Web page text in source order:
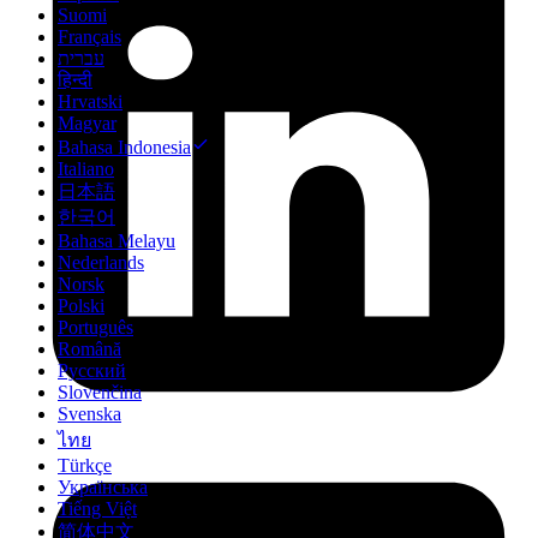
Suomi
Français
עברית
हिन्दी
Hrvatski
Magyar
Bahasa Indonesia
Italiano
日本語
한국어
Bahasa Melayu
Nederlands
Norsk
Polski
Português
Română
Русский
Slovenčina
Svenska
ไทย
Türkçe
Українська
Tiếng Việt
简体中文